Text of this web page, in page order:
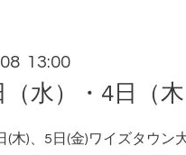
08 13:00
（水）・4日（
(木)、5日(金)ワイズタウン